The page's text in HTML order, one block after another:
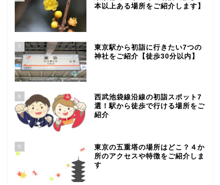
本以上ある場所をご紹介します】
7
東京駅から初詣に行きたい7つの
神社をご紹介【徒歩30分以内】
8
西武池袋線沿線の初詣スポット7
選！駅から徒歩で行ける場所をご
紹介
9
東京の五重塔の場所はどこ？４か
所のアクセスや特徴をご紹介しま
す